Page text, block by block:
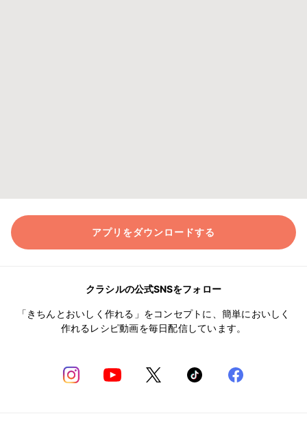
アプリをダウンロードする
クラシルの公式SNSをフォロー
「きちんとおいしく作れる」をコンセプトに、簡単においしく
作れるレシピ動画を毎日配信しています。